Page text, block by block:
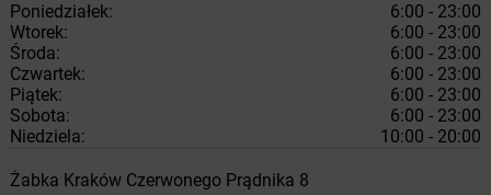
Poniedziałek:
6:00 - 23:00
Wtorek:
6:00 - 23:00
Środa:
6:00 - 23:00
Czwartek:
6:00 - 23:00
Piątek:
6:00 - 23:00
Sobota:
6:00 - 23:00
Niedziela:
10:00 - 20:00
Żabka Kraków Czerwonego Prądnika 8